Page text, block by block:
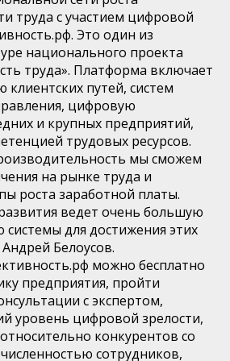
труда с участием цифровой
Это один из
национального проекта
труда». Платформа включает
путей, систем
цифровую
и крупных предприятий,
трудовых ресурсов.
мы сможем
на рынке труда и
роста заработной платы.
ведет очень большую
системы для достижения этих
Белоусов.
можно бесплатно
предприятия, пройти
с экспертом,
уровень цифровой зрелости,
конкурентов со
сотрудников,